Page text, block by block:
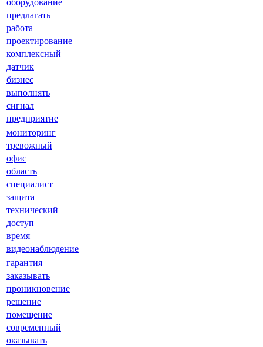
предлагать
работа
проектирование
комплексный
датчик
бизнес
выполнять
сигнал
предприятие
мониторинг
тревожный
офис
область
специалист
защита
технический
доступ
время
видеонаблюдение
гарантия
заказывать
проникновение
решение
помещение
современный
оказывать